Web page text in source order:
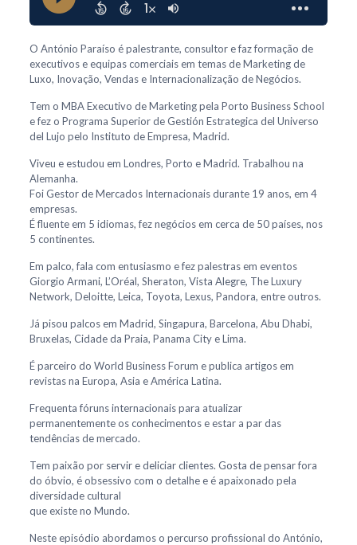
O António Paraíso é palestrante, consultor e faz formação de
executivos e equipas comerciais em temas de Marketing de
Luxo, Inovação, Vendas e Internacionalização de Negócios.
Tem o MBA Executivo de Marketing pela Porto Business School
e fez o Programa Superior de Gestión Estrategica del Universo
del Lujo pelo Instituto de Empresa, Madrid.
Viveu e estudou em Londres, Porto e Madrid. Trabalhou na
Alemanha.
Foi Gestor de Mercados Internacionais durante 19 anos, em 4
empresas.
É fluente em 5 idiomas, fez negócios em cerca de 50 países, nos
5 continentes.
Em palco, fala com entusiasmo e fez palestras em eventos
Giorgio Armani, L’Oréal, Sheraton, Vista Alegre, The Luxury
Network, Deloitte, Leica, Toyota, Lexus, Pandora, entre outros.
Já pisou palcos em Madrid, Singapura, Barcelona, Abu Dhabi,
Bruxelas, Cidade da Praia, Panama City e Lima.
É parceiro do World Business Forum e publica artigos em
revistas na Europa, Asia e América Latina.
Frequenta fóruns internacionais para atualizar
permanentemente os conhecimentos e estar a par das
tendências de mercado.
Tem paixão por servir e deliciar clientes. Gosta de pensar fora
do óbvio, é obsessivo com o detalhe e é apaixonado pela
diversidade cultural
que existe no Mundo.
Neste episódio abordamos o percurso profissional do António,